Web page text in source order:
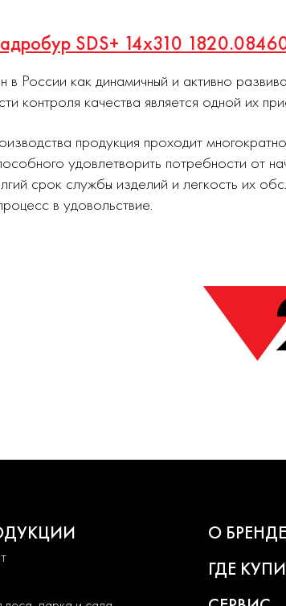
SDS+ 14х310
в России как динамичный и активно
контроля качества является одной их
продукция проходит
удовлетворить потребности от
срок службы изделий и легкость их
в удовольствие.
О БРЕНДЕ
ГДЕ